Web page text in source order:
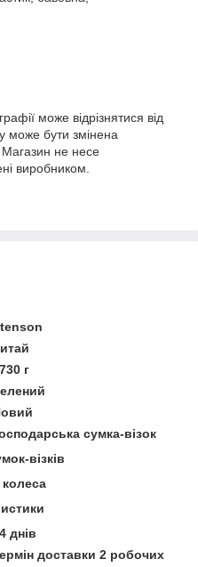
може відрізнятися від
може бути змінена
не несе
виробником.
г
сумка-візок
візків
колеса
днів
доставки 2 робочих